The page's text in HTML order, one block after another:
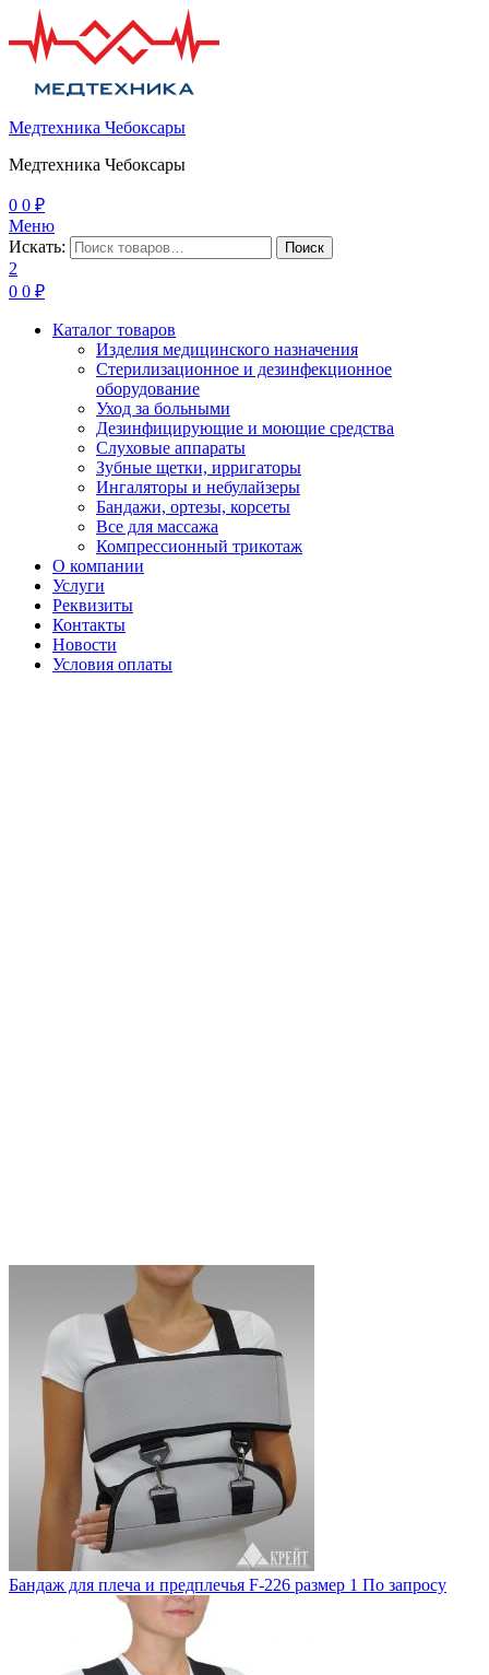
Медтехника Чебоксары
Медтехника Чебоксары
0 0 ₽
Меню
Искать:
Поиск
2
0 0 ₽
Каталог товаров
Изделия медицинского назначения
Стерилизационное и дезинфекционное
оборудование
Уход за больными
Дезинфицирующие и моющие средства
Слуховые аппараты
Зубные щетки, ирригаторы
Ингаляторы и небулайзеры
Бандажи, ортезы, корсеты
Все для массажа
Компрессионный трикотаж
О компании
Услуги
Реквизиты
Контакты
Новости
Условия оплаты
Бандаж для плеча и предплечья F-226 размер 1 По запросу